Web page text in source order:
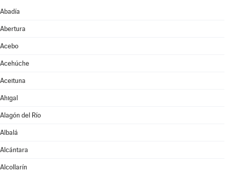
Abadía
Abertura
Acebo
Acehúche
Aceituna
Ahigal
Alagón del Río
Albalá
Alcántara
Alcollarín